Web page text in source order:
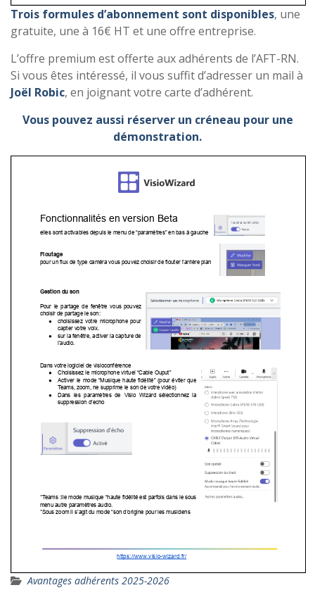
Trois formules d’abonnement sont disponibles, une
gratuite, une à 16€ HT et une offre entreprise.
L’offre premium est offerte aux adhérents de l’AFT-RN.
Si vous êtes intéressé, il vous suffit d’adresser un mail à
Joël Robic, en joignant votre carte d’adhérent.
Vous pouvez aussi réserver un créneau pour une
démonstration.
Avantages adhérents 2025-2026